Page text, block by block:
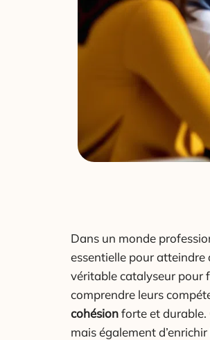
Dans un monde
essentielle pour
véritable catalyseur pour
comprendre leurs
cohésionforte et durable.
mais également d’enrichir